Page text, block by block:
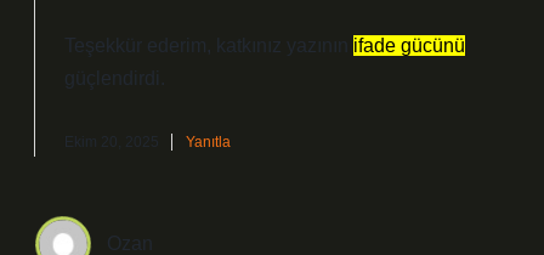
Teşekkür ederim, katkınız yazının ifade gücünü
güçlendirdi.
Ekim 20, 2025 Yanıtla
Ozan